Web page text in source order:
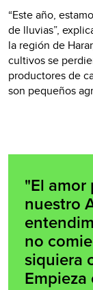
“Este año,
de lluvias”,
la región de
cultivos se
productores de
son pequeños
"El amor
nuestro
no
siquiera
Empieza